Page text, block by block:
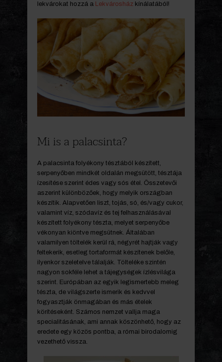
lekvárokat hozzá a Lekvárosház kínálatából!
Mi is a palacsinta?
A palacsinta folyékony tésztából készített,
serpenyőben mindkét oldalán megsütött, tésztája
ízesítése szerint édes vagy sós étel. Összetevői
aszerint különbözőek, hogy melyik országban
készítik. Alapvetően liszt, tojás, só, és/vagy cukor,
valamint víz, szódavíz és tej felhasználásával
készített folyékony tészta, melyet serpenyőbe
vékonyan kiöntve megsütnek. Általában
valamilyen töltelék kerül rá, négyrét hajtják vagy
feltekerik, esetleg tortaformát készítenek belőle,
ilyenkor szeletelve tálalják. Tölteléke szintén
nagyon sokféle lehet a tájegységek ízlésvilága
szerint. Európában az egyik legismertebb meleg
tészta, de világszerte ismerik és kedvvel
fogyasztják önmagában és más ételek
körítéseként. Számos nemzet vallja maga
specialitásának, ami annak köszönhető, hogy az
eredete egy közös pontba, a római birodalomig
vezethető vissza.